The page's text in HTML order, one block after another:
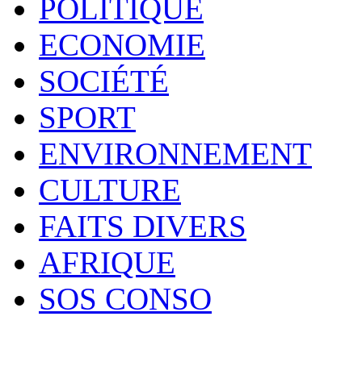
POLITIQUE
ECONOMIE
SOCIÉTÉ
SPORT
ENVIRONNEMENT
CULTURE
FAITS DIVERS
AFRIQUE
SOS CONSO